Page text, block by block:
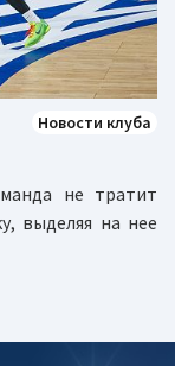
Новости клуба
не тратит
выделяя на нее